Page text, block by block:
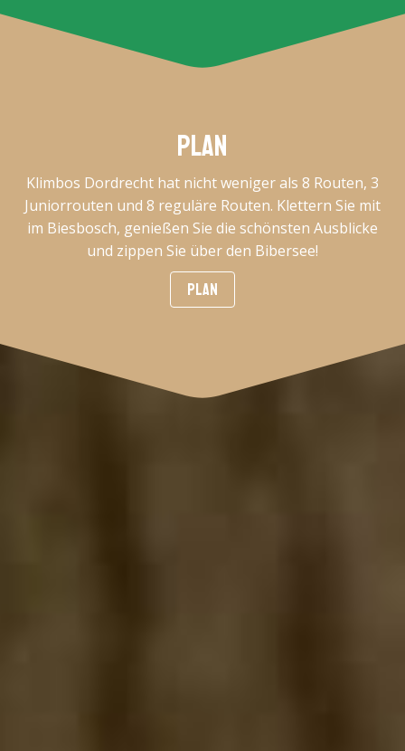
Plan
Klimbos Dordrecht hat nicht weniger als 8 Routen, 3
Juniorrouten und 8 reguläre Routen. Klettern Sie mit
im Biesbosch, genießen Sie die schönsten Ausblicke
und zippen Sie über den Bibersee!
PLAN